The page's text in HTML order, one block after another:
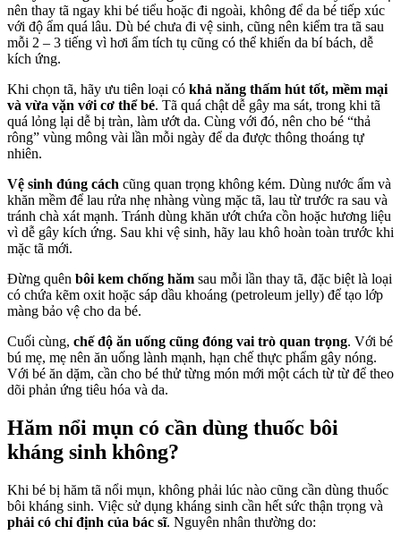
nên thay tã ngay khi bé tiểu hoặc đi ngoài, không để da bé tiếp xúc
với độ ẩm quá lâu. Dù bé chưa đi vệ sinh, cũng nên kiểm tra tã sau
mỗi 2 – 3 tiếng vì hơi ẩm tích tụ cũng có thể khiến da bí bách, dễ
kích ứng.
Khi chọn tã, hãy ưu tiên loại có khả năng thấm hút tốt, mềm mại
và vừa vặn với cơ thể bé. Tã quá chật dễ gây ma sát, trong khi tã
quá lỏng lại dễ bị tràn, làm ướt da. Cùng với đó, nên cho bé “thả
rông” vùng mông vài lần mỗi ngày để da được thông thoáng tự
nhiên.
Vệ sinh đúng cách cũng quan trọng không kém. Dùng nước ấm và
khăn mềm để lau rửa nhẹ nhàng vùng mặc tã, lau từ trước ra sau và
tránh chà xát mạnh. Tránh dùng khăn ướt chứa cồn hoặc hương liệu
vì dễ gây kích ứng. Sau khi vệ sinh, hãy lau khô hoàn toàn trước khi
mặc tã mới.
Đừng quên bôi kem chống hăm sau mỗi lần thay tã, đặc biệt là loại
có chứa kẽm oxit hoặc sáp dầu khoáng (petroleum jelly) để tạo lớp
màng bảo vệ cho da bé.
Cuối cùng, chế độ ăn uống cũng đóng vai trò quan trọng. Với bé
bú mẹ, mẹ nên ăn uống lành mạnh, hạn chế thực phẩm gây nóng.
Với bé ăn dặm, cần cho bé thử từng món mới một cách từ từ để theo
dõi phản ứng tiêu hóa và da.
Hăm nổi mụn có cần dùng thuốc bôi
kháng sinh không?
Khi bé bị hăm tã nổi mụn, không phải lúc nào cũng cần dùng thuốc
bôi kháng sinh. Việc sử dụng kháng sinh cần hết sức thận trọng và
phải có chỉ định của bác sĩ. Nguyên nhân thường do: